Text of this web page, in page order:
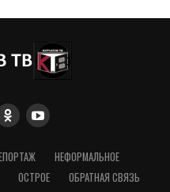
НЕФОРМАЛЬНОЕ
ОСТРОЕ
ОБРАТНАЯ СВЯЗЬ